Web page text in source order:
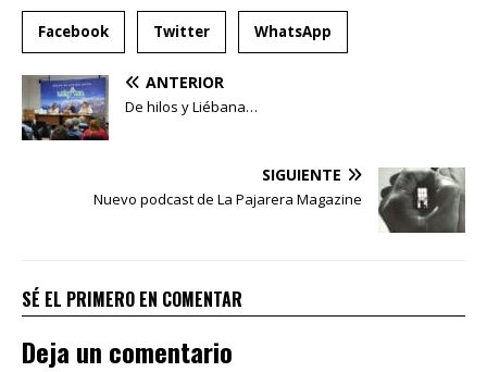
Facebook Twitter WhatsApp
ANTERIOR
De hilos y Liébana…
SIGUIENTE
Nuevo podcast de La Pajarera Magazine
SÉ EL PRIMERO EN COMENTAR
Deja un comentario